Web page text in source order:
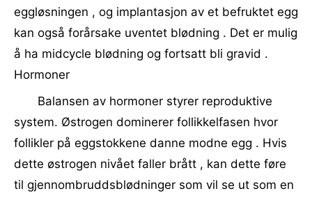
eggløsningen , og implantasjon av et befruktet egg
kan også forårsake uventet blødning . Det er mulig
å ha midcycle blødning og fortsatt bli gravid .
Hormoner
Balansen av hormoner styrer reproduktive
system. Østrogen dominerer follikkelfasen hvor
follikler på eggstokkene danne modne egg . Hvis
dette østrogen nivået faller brått , kan dette føre
til gjennombruddsblødninger som vil se ut som en